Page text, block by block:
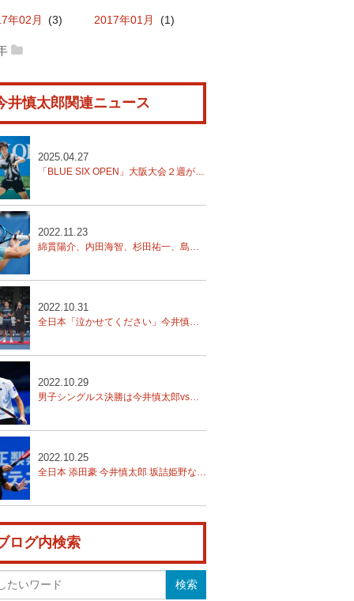
年02月 (3) 2017年01月 (1)
年10月 (4) 2016年09月
年06月 (3)
井慎太郎関連ニュース
「BLUE SIX OPEN」大阪大会２週が終了。今井慎太郎の優勝で幕
2025.04.27
綿貫陽介、内田海智、杉田祐一、島袋将、今井慎太郎、羽澤慎治、2回戦に
2022.11.23
全日本「泣かせてください」今井慎太郎 関口周一破り優勝
2022.10.31
男子シングルス決勝は今井慎太郎vs関口周一の対戦に。30日11時スタート！【全日本テニス選手権】
2022.10.29
全日本 添田豪 今井慎太郎 坂詰姫野など16強
2022.10.25
ログ内検索